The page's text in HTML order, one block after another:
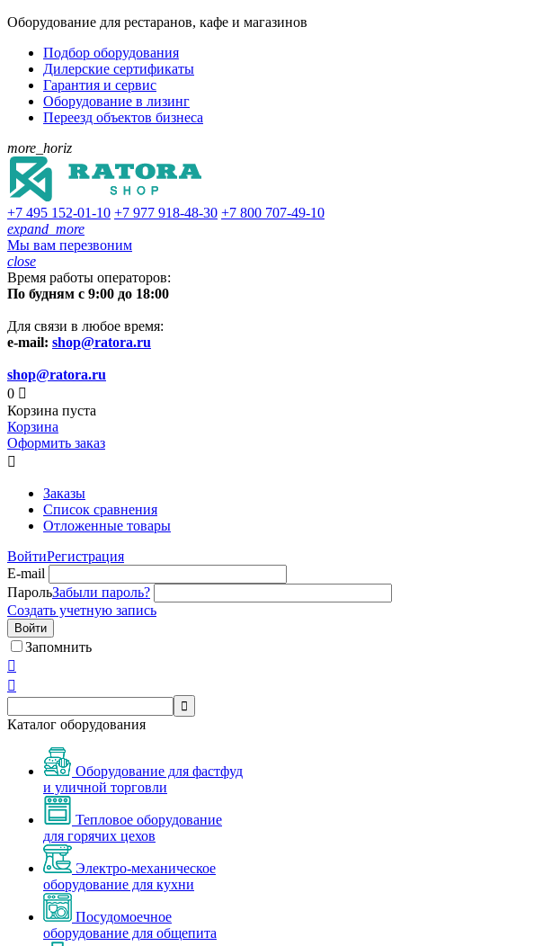
Оборудование для рестаранов, кафе и магазинов
Подбор оборудования
Дилерские сертификаты
Гарантия и сервис
Оборудование в лизинг
Переезд объектов бизнеса
more_horiz
+7 495 152-01-10 +7 977 918-48-30 +7 800 707-49-10
expand_more
Мы вам перезвоним
close
Время работы операторов:
По будням с 9:00 до 18:00
Для связи в любое время:
e-mail: shop@ratora.ru
shop@ratora.ru
0 
Корзина пуста
Корзина
Оформить заказ

Заказы
Список сравнения
Отложенные товары
ВойтиРегистрация
E-mail
ПарольЗабыли пароль?
Создать учетную запись
Войти
Запомнить



Каталог оборудования
Оборудование для фастфуд
и уличной торговли
Тепловое оборудование
для горячих цехов
Электро-механическое
оборудование для кухни
Посудомоечное
оборудование для общепита